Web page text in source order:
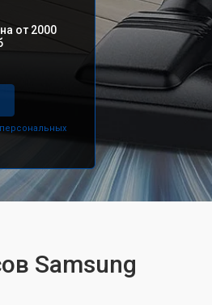
от 2000
персональных
Samsung